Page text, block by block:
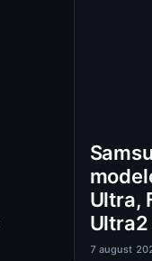
Ultra,
Ultra2
7 august